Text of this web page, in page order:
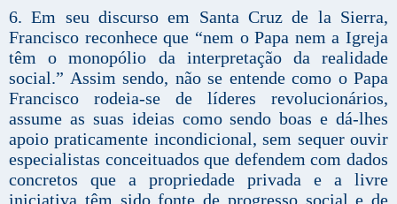
6. Em seu discurso em Santa Cruz de la Sierra,
Francisco reconhece que “nem o Papa nem a Igreja
têm o monopólio da interpretação da realidade
social.” Assim sendo, não se entende como o Papa
Francisco rodeia-se de líderes revolucionários,
assume as suas ideias como sendo boas e dá-lhes
apoio praticamente incondicional, sem sequer ouvir
especialistas conceituados que defendem com dados
concretos que a propriedade privada e a livre
iniciativa têm sido fonte de progresso social e de